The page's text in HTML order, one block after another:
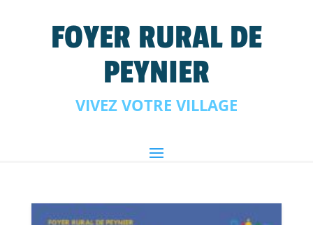
FOYER RURAL DE
PEYNIER
VIVEZ VOTRE VILLAGE